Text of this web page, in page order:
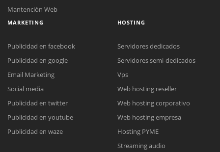
Reunión online
Meet para la reunión online.
Cotización
Chat Online
Todos nuestros ejecutivos están fuera de línea. Complete el formulario
Mantención Web
MARKETING
Publicidad en facebook
Publicidad en google
Email Marketing
Social media
Publicidad en twitter
Publicidad en youtube
Publicidad en waze
HOSTING
Servidores dedicados
Servidores semi-dedicados
Vps
Web hosting reseller
Web hosting corporativo
Web hosting empresa
Hosting PYME
Streaming audio